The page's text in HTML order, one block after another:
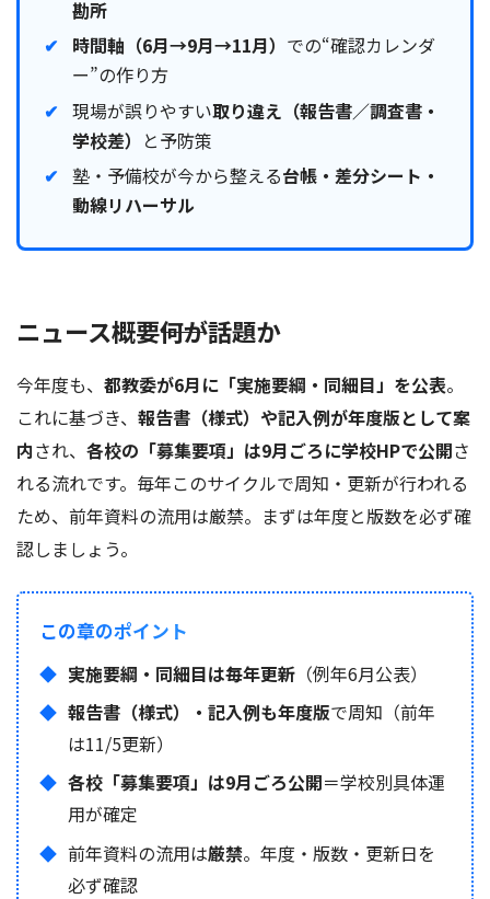
勘所
時間軸（6月→9月→11月） での“確認カレンダ
ー”の作り方
現場が誤りやすい取り違え（報告書／調査書・
学校差） と予防策
塾・予備校が今から整える台帳・差分シート・
動線リハーサル
ニュース概要――何が話題か
今年度も、 都教委が6月に「実施要綱・同細目」を公表。
これに基づき、 報告書（様式）や記入例が年度版として案
内され、 各校の「募集要項」は9月ごろに学校HPで公開さ
れる流れです。毎年このサイクルで周知・更新が行われる
ため、前年資料の流用は厳禁。まずは年度と版数を必ず確
認しましょう。
この章のポイント
実施要綱・同細目は毎年更新（例年6月公表）
報告書（様式）・記入例も年度版で周知（前年
は11/5更新）
各校「募集要項」は9月ごろ公開＝学校別具体運
用が確定
前年資料の流用は厳禁。年度・版数・更新日を
必ず確認